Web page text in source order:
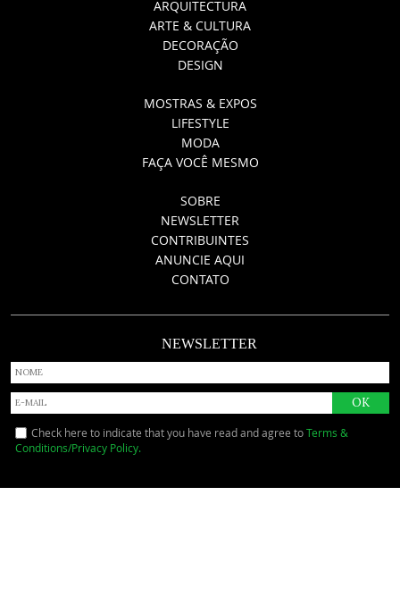
ARQUITECTURA
ARTE & CULTURA
DECORAÇÃO
DESIGN
MOSTRAS & EXPOS
LIFESTYLE
MODA
FAÇA VOCÊ MESMO
SOBRE
NEWSLETTER
CONTRIBUINTES
ANUNCIE AQUI
CONTATO
NEWSLETTER
Check here to indicate that you have read and agree toTerms &
Conditions/Privacy Policy.